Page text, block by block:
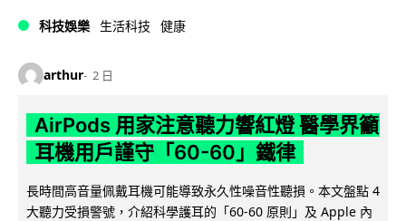
科技娛樂 生活科技 健康
arthur 2 日
AirPods 用家注意聽力響紅燈 醫學界籲
耳機用戶謹守「60-60」鐵律
長時間高音量佩戴耳機可能導致永久性噪音性聽損。本文盤點 4
大聽力受損警號，介紹科學護耳的「60-60 原則」及 Apple 內